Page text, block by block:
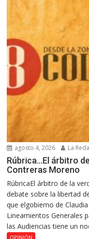
agosto 4, 2026 La
Rúbrica…El árbitro
Contreras Moreno
RúbricaEl árbitro de la
debate sobre la libertad
que elgobierno de
Lineamientos Generales
las Audiencias tiene un
OPINIÓN